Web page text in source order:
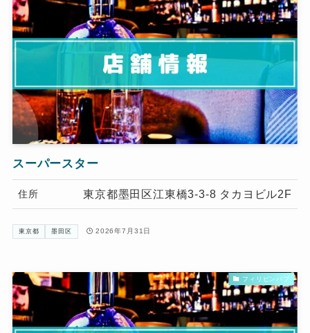
スーパースター
住所 東京都墨田区江東橋3-3-8 タカヨビル2F
東京都 墨田区 2026年7月31日
フィリピンパブ